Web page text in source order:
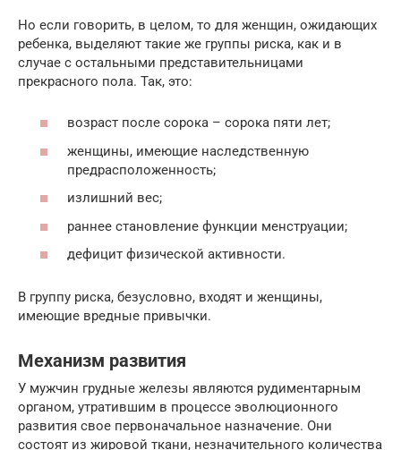
Но если говорить, в целом, то для женщин, ожидающих
ребенка, выделяют такие же группы риска, как и в
случае с остальными представительницами
прекрасного пола. Так, это:
возраст после сорока – сорока пяти лет;
женщины, имеющие наследственную
предрасположенность;
излишний вес;
раннее становление функции менструации;
дефицит физической активности.
В группу риска, безусловно, входят и женщины,
имеющие вредные привычки.
Механизм развития
У мужчин грудные железы являются рудиментарным
органом, утратившим в процессе эволюционного
развития свое первоначальное назначение. Они
состоят из жировой ткани, незначительного количества